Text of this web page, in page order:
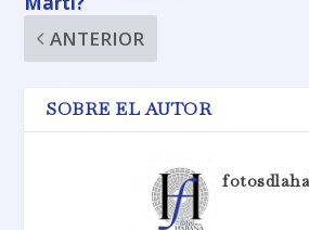
ANTERIOR
SOBRE EL AUTOR